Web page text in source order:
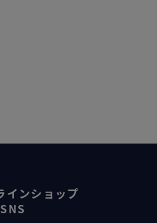
インショップ